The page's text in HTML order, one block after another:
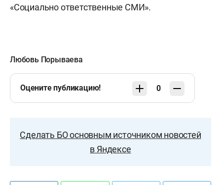
«Социально ответственные СМИ».
Любовь Порываева
Оцените публикацию! 0
Сделать БО основным источником новостей
в Яндексе